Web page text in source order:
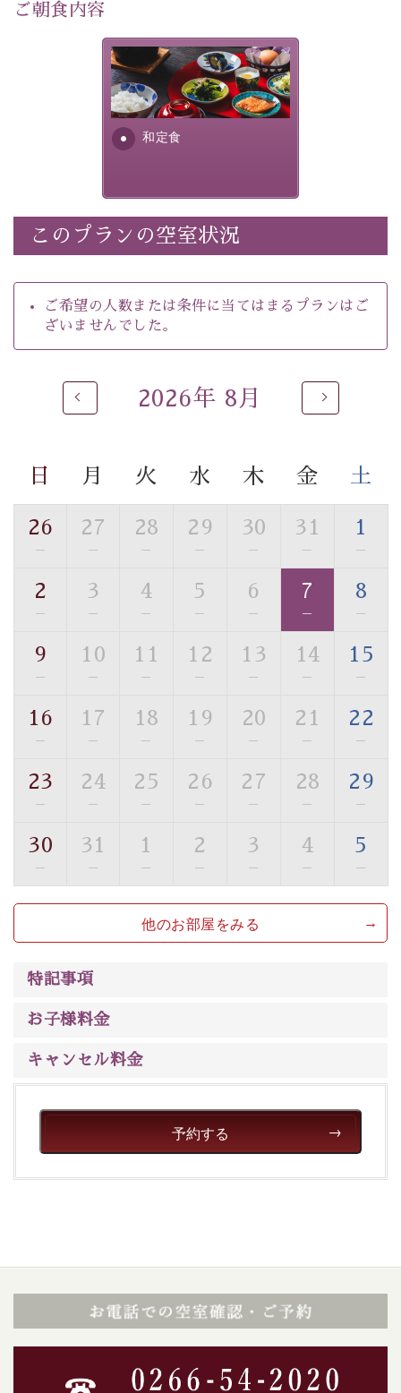
【ご予約前にご確認ください】
※本プランはバスの定員に限りがあるため、先着順での
ご案内となります。
※ご予約完了後でも、時間差により満席となる場合がご
ざいます。その際は当館よりご連絡申し上げます。
※催行人数に満たない場合は、催行を見合わせる場合が
ございます。その際は前日までにご連絡いたします。
※ほたる童謡公園では自由行動となります（ガイドは付
※ホタルの発生は自然条件に左右されるため、ご覧いた
だけない場合もございます。
-----------【安心への取り組み】----------
滞在いただけるよう
30項目以上からなる独自の衛生・消毒プログラムの基、
徹底した衛生管理を行っております。
■内容&特典■
・諏訪大社4社を巡る無料参拝バス（事前予約制）
・館内着をご用意
・就寝用パジャマをご用意
・環境に配慮したアメニティをご用意
・駐車場完備
・チェックイン15時、チェックアウト10時
【お食事】
・朝夕個室料亭で個室食
・夕食は地産地消の創作和会席 美湖膳（二十四節気と
いう昔の暦による料理表現）
の効果が高い、極めて希有な源泉です。身も心も癒され
るご入浴をお愉しみください。
■お座敷風呂（大浴場）
温泉の成分に合わせ、防菌防カビの特殊素材の畳を使
用。 足元が柔らかく、そして滑りにくい畳のお風呂で
※男性大浴場までのご移動には階段がございます。 予め
ご了承のほどお願いいたします。
■貸切温泉風呂 （40分2000円）
眺望はございませんが、源泉掛け流しの温泉の質を楽し
トな空間をお愉しみください。
■諏訪大社4社を巡る無料参拝バス
※年末年始及び御柱祭前後は運行しておりません
以上が送迎バスで行くホタル観賞プラン《2食付き》の
ご朝食内容
和定食
さっぱりとした和食膳に使わ
れる食材は、諏訪の名産品を
ふんだんに取り入れ、安心・
安全を心掛けた長野県産...
このプランの空室状況
ご希望の人数または条件に当てはまるプランはご
ざいませんでした。
2026年 8月
日 月 火 水 木 金 土
26
—
27
—
28
—
29
—
30
—
31
—
1
—
2
—
3
—
4
—
5
—
6
—
7
—
8
—
9
—
10
—
11
—
12
—
13
—
14
—
15
—
16
—
17
—
18
—
19
—
20
—
21
—
22
—
23
—
24
—
25
—
26
—
27
—
28
—
29
—
30
—
31
—
1
—
2
—
3
—
4
—
5
—
他のお部屋をみる
特記事項
お子様料金
キャンセル料金
予約する